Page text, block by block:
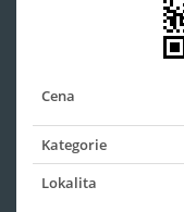
Cena
Kategorie
Lokalita